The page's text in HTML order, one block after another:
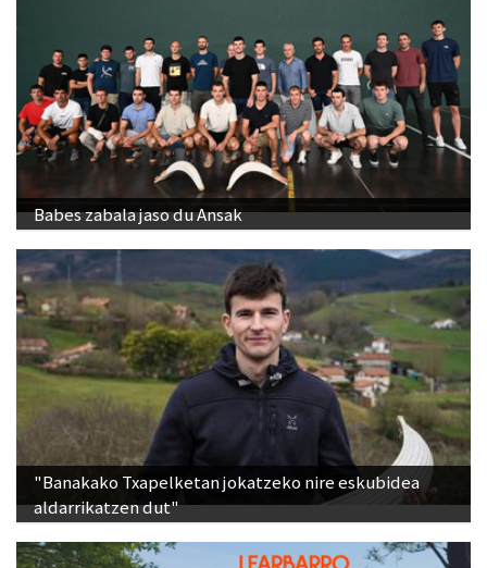
Babes zabala jaso du Ansak
"Banakako Txapelketan jokatzeko nire eskubidea
aldarrikatzen dut"